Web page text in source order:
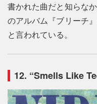
書かれた曲だと知らな
のアルバム『ブリーチ
と言われている。
12. “Smells Like